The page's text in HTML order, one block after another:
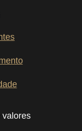
valores